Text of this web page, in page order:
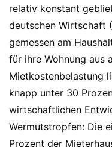
relativ konstant
deutschen Wirtschaft
gemessen am
für ihre Wohnung aus
Mietkostenbelastung
knapp unter 30
wirtschaftlichen
Wermutstropfen: Die
Prozent der